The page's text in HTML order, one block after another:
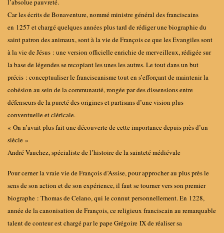
l’absolue pauvreté.
Car les écrits de Bonaventure, nommé ministre général des franciscains
en 1257 et chargé quelques années plus tard de rédiger une biographie du
saint patron des animaux, sont à la vie de François ce que les Evangiles sont
à la vie de Jésus : une version officielle enrichie de merveilleux, rédigée sur
la base de légendes se recopiant les unes les autres. Le tout dans un but
précis : conceptualiser le franciscanisme tout en s’efforçant de maintenir la
cohésion au sein de la communauté, rongée par des dissensions entre
défenseurs de la pureté des origines et partisans d’une vision plus
conventuelle et cléricale.
« On n’avait plus fait une découverte de cette importance depuis près d’un
siècle »
André Vauchez, spécialiste de l’histoire de la sainteté médiévale
Pour cerner la vraie vie de François d’Assise, pour approcher au plus près le
sens de son action et de son expérience, il faut se tourner vers son premier
biographe : Thomas de Celano, qui le connut personnellement. En 1228,
année de la canonisation de François, ce religieux franciscain au remarquable
talent de conteur est chargé par le pape Grégoire IX de réaliser sa